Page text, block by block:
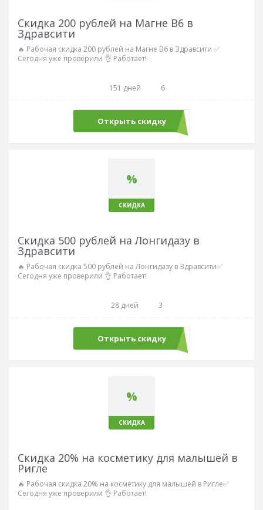
Скидка 200 рублей на Магне В6 в
Здравсити
🔥 Рабочая скидка 200 рублей на Магне В6 в Здравсити ✅
Сегодня уже проверили 👌 Работает!
151 дней 6
Открыть скидку
%
СКИДКА
Скидка 500 рублей на Лонгидазу в
Здравсити
🔥 Рабочая скидка 500 рублей на Лонгидазу в Здравсити✅
Сегодня уже проверили 👌 Работает!
28 дней 3
Открыть скидку
%
СКИДКА
Скидка 20% на косметику для малышей в
Ригле
🔥 Рабочая скидка 20% на косметику для малышей в Ригле✅
Сегодня уже проверили 👌 Работает!